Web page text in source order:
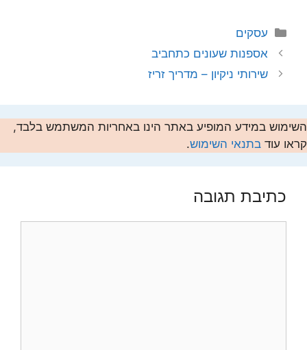
קטגוריות
עסקים
אספנות שעונים כתחביב
שירותי ניקיון – מדריך זריז
השימוש במידע המופיע באתר הינו באחריות המשתמש בלבד,
קראו עוד בתנאי השימוש.
כתיבת תגובה